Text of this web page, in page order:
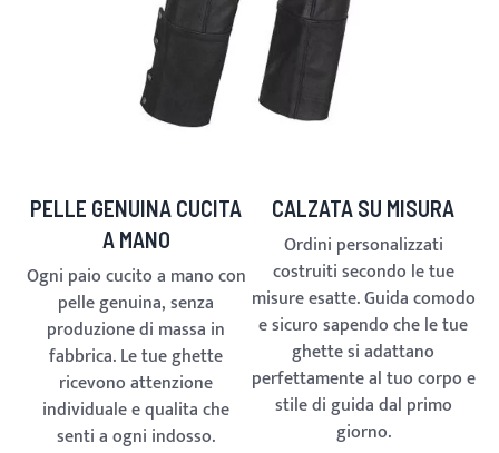
PELLE GENUINA CUCITA
A MANO
Ogni paio cucito a mano con
pelle genuina, senza
produzione di massa in
fabbrica. Le tue ghette
ricevono attenzione
individuale e qualita che
senti a ogni indosso.
CALZATA SU MISURA
Ordini personalizzati
costruiti secondo le tue
misure esatte. Guida comodo
e sicuro sapendo che le tue
ghette si adattano
perfettamente al tuo corpo e
stile di guida dal primo
giorno.